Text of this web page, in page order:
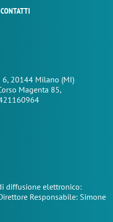
CONTATTI
6, 20144 Milano (MI)
Magenta 85,
diffusione elettronico:
Responsabile: Simone